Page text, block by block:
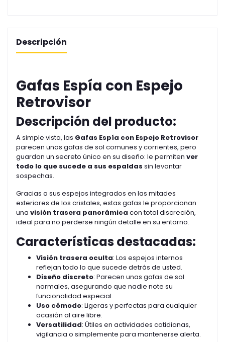
Descripción
Gafas Espía con Espejo
Retrovisor
Descripción del producto:
A simple vista, las Gafas Espía con Espejo Retrovisor
parecen unas gafas de sol comunes y corrientes, pero
guardan un secreto único en su diseño: le permiten ver
todo lo que sucede a sus espaldas sin levantar
sospechas.
Gracias a sus espejos integrados en las mitades
exteriores de los cristales, estas gafas le proporcionan
una visión trasera panorámica con total discreción,
ideal para no perderse ningún detalle en su entorno.
Características destacadas:
Visión trasera oculta: Los espejos internos
reflejan todo lo que sucede detrás de usted.
Diseño discreto: Parecen unas gafas de sol
normales, asegurando que nadie note su
funcionalidad especial.
Uso cómodo: Ligeras y perfectas para cualquier
ocasión al aire libre.
Versatilidad: Útiles en actividades cotidianas,
vigilancia o simplemente para mantenerse alerta.